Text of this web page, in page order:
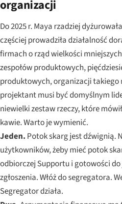
organizacji
Do 2025 r. Maya rzadziej
częściej prowadziła działalność
firmach o rząd wielkości
zespołów produktowych,
produktowych, organizacji takiego
projektant musi być domyślnym
niewielki zestaw rzeczy, które
kawie. Warto je wymienić.
Jeden. Potok skarg jest dźwignią.
użytkowników, żeby mieć potok
odbiorczej Supportu i gotowości
zgłoszenia. Włóż do segregatora.
Segregator działa.